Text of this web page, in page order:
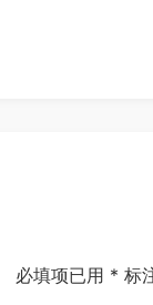
必填项已用 * 标